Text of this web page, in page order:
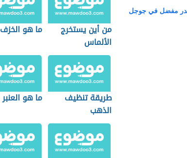
مفضل في جوجل
من أين يستخرج
الألماس
ما هو الخزف
طريقة تنظيف
الذهب
ما هو العنبر